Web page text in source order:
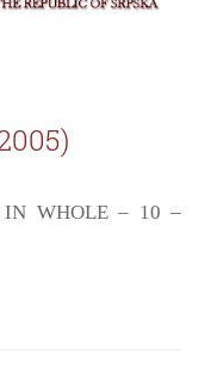
WHOLE – 10 –